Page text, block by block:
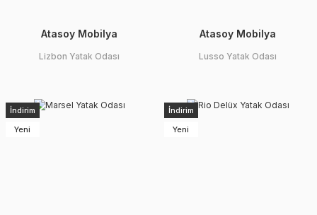
Atasoy Mobilya
Lizbon Yatak Odası
Atasoy Mobilya
Lusso Yatak Odası
İndirim
Yeni
İndirim
Yeni